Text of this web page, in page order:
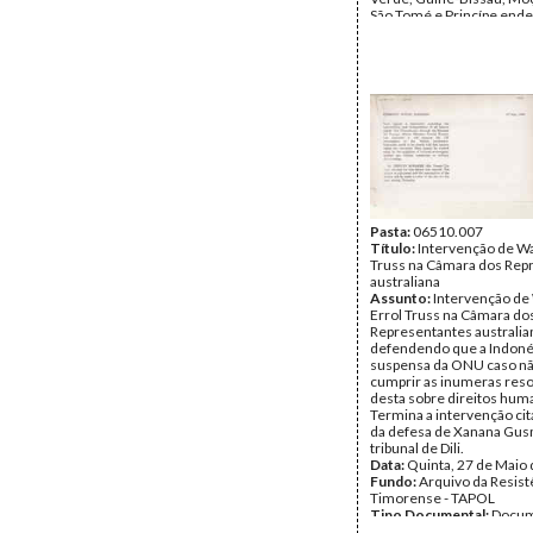
São Tomé e Princípe
de Segurança, entrevista
Martinho da Costa Lopes,
encontro em Londres e
relatório subre os
e situação social e
Timor-Leste tornado
Data: Segunda, 24 de
1983
Fundo:Arquivo da
Timorense - Espaço por
Tipo Documental:
Página(s):21
Pasta:06510.007
Título:Intervenção de
Truss na Câmara dos
australiana
Assunto:Intervenção de
Errol Truss na Câmara
Representantes
defendendo que a
suspensa da ONU caso
cumprir as inumeras
desta sobre direitos
Termina a intervenção
da defesa de Xanana
tribunal de Dili.
Data: Quinta, 27 de Maio
Fundo:Arquivo da
Timorense - TAPOL
Tipo Documental: